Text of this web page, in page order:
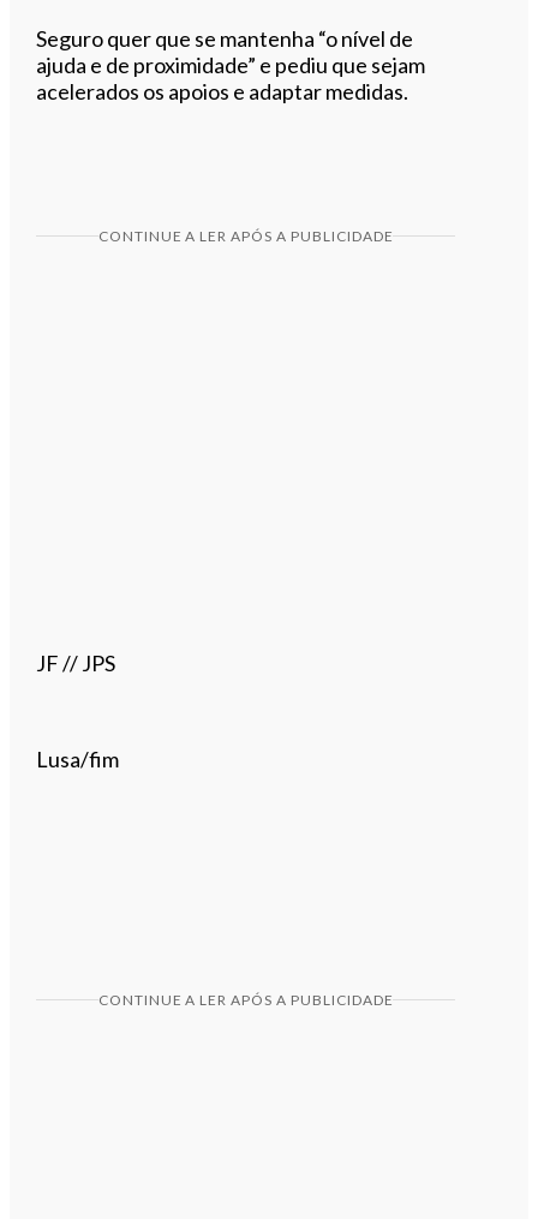
Seguro quer que se mantenha “o nível de
ajuda e de proximidade” e pediu que sejam
acelerados os apoios e adaptar medidas.
CONTINUE A LER APÓS A PUBLICIDADE
JF // JPS
Lusa/fim
CONTINUE A LER APÓS A PUBLICIDADE